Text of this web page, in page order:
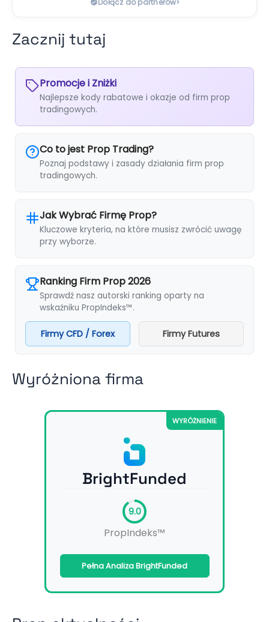
Dołącz do partnerów
Zacznij tutaj
Promocje i Zniżki
Najlepsze kody rabatowe i okazje od firm prop
tradingowych.
Co to jest Prop Trading?
Poznaj podstawy i zasady działania firm prop
tradingowych.
Jak Wybrać Firmę Prop?
Kluczowe kryteria, na które musisz zwrócić uwagę
przy wyborze.
Ranking Firm Prop 2026
Sprawdź nasz autorski ranking oparty na
wskaźniku PropIndeks™.
Firmy CFD / Forex Firmy Futures
Wyróżniona firma
WYRÓŻNIENIE
BrightFunded
9.0
PropIndeks™
Pełna Analiza BrightFunded